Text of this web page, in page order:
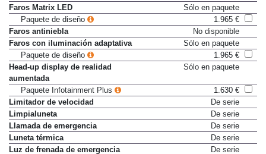
Faros LED
De serie
Faros Matrix LED
Sólo en paquete
Paquete de diseño
1.965 €
Faros antiniebla
No disponible
Faros con iluminación adaptativa
Sólo en paquete
Paquete de diseño
1.965 €
Head-up display de realidad
aumentada
Paquete Infotainment Plus
1.630 €
Limitador de velocidad
De serie
Limpialuneta
De serie
Llamada de emergencia
De serie
Luneta térmica
De serie